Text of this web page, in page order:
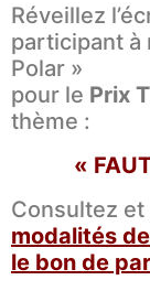
Réveillez
participant à
Polar »
pour le Prix
thème :
«
Consultez
modalités
le bon de